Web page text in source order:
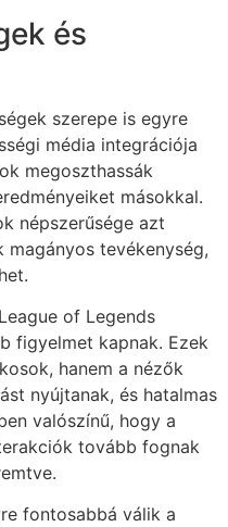
és
szerepe is egyre
média integrációja
megoszthassák
másokkal.
népszerűsége azt
tevékenység,
of Legends
figyelmet kapnak. Ezek
hanem a nézők
nyújtanak, és hatalmas
valószínű, hogy a
tovább fognak
fontosabbá válik a